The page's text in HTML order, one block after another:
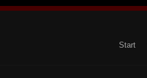
Start